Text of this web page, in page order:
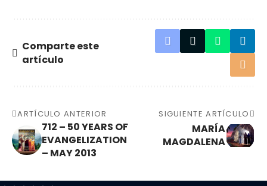
Comparte este
artículo
ARTÍCULO ANTERIOR
712 – 50 YEARS OF
EVANGELIZATION
– MAY 2013
SIGUIENTE ARTÍCULO
MARÍA
MAGDALENA